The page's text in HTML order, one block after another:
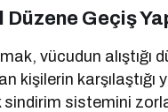
Geçiş
vücudun alıştığı
kişilerin karşılaştığı
sindirim sistemini